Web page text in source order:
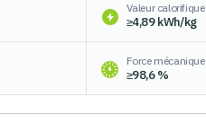
Valeur calorifique
≥4,89 kWh/kg
Force mécanique
≥98,6 %